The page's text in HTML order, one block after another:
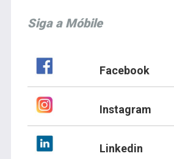
Siga a Móbile
Facebook
Instagram
Linkedin